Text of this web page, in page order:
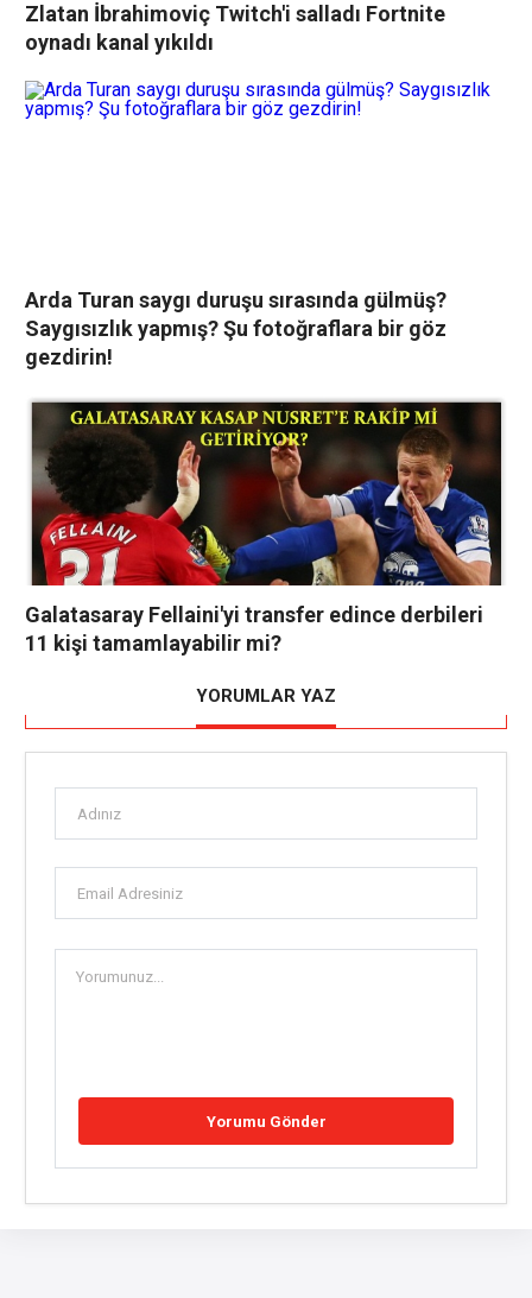
Zlatan İbrahimoviç Twitch'i salladı Fortnite
oynadı kanal yıkıldı
Arda Turan saygı duruşu sırasında gülmüş?
Saygısızlık yapmış? Şu fotoğraflara bir göz
gezdirin!
Galatasaray Fellaini'yi transfer edince derbileri
11 kişi tamamlayabilir mi?
YORUMLAR YAZ